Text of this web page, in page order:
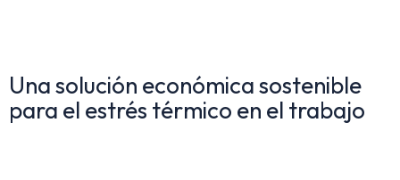
Una solución económica sostenible
para el estrés térmico en el trabajo